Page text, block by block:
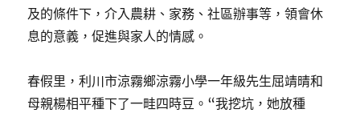
及的條件下，介入農耕、家務、社區辦事等，領會休
息的意義，促進與家人的情感。
春假里，利川市涼霧鄉涼霧小學一年級先生屈靖晴和
母親楊相平種下了一畦四時豆。“我挖坑，她放種